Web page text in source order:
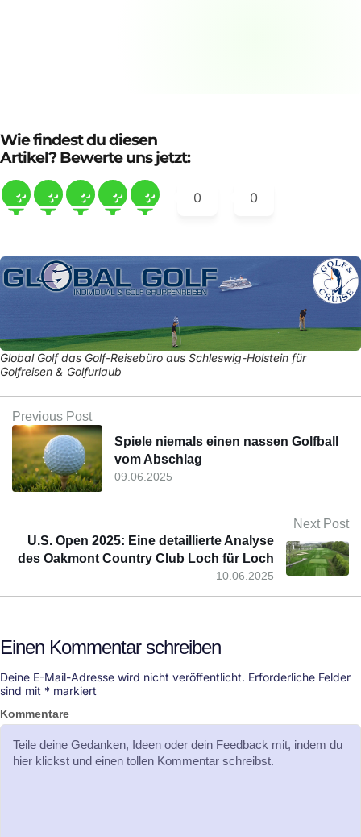
Wie findest du diesen
Artikel? Bewerte uns jetzt:
0 0
Global Golf das Golf-Reisebüro aus Schleswig-Holstein für
Golfreisen & Golfurlaub
Previous Post
09.06.2025
Spiele niemals einen nassen Golfball
vom Abschlag
Next Post
10.06.2025
U.S. Open 2025: Eine detaillierte Analyse
des Oakmont Country Club Loch für Loch
Einen Kommentar schreiben
Deine E-Mail-Adresse wird nicht veröffentlicht. Erforderliche Felder
sind mit * markiert
Kommentare